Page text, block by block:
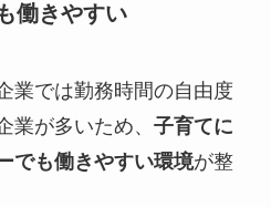
働きやすい
業では勤務時間の自由度
業が多いため、 子育てに
でも働きやすい環境が整